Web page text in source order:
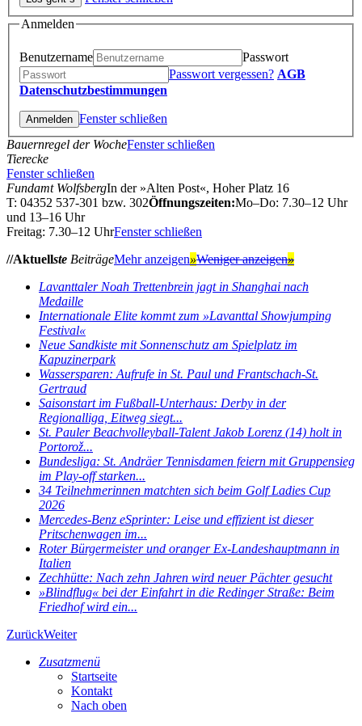
Anmelden
Benutzername
Passwort
Passwort vergessen? AGB
Datenschutzbestimmungen
Fenster schließen
Bauernregel der WocheFenster schließen
Tierecke
Fenster schließen
Fundamt WolfsbergIn der »Alten Post«, Hoher Platz 16
T: 04352 537-301 bzw. 302Öffnungszeiten:Mo–Do: 7.30–12 Uhr
und 13–16 Uhr
Freitag: 7.30–12 UhrFenster schließen
//Aktuellste BeiträgeMehr anzeigen»Weniger anzeigen»
Lavanttaler Noah Trettenbrein jagt in Shanghai nach
Medaille
Internationale Elite kommt zum »Lavanttal Showjumping
Festival«
Neue Sandkiste mit Sonnenschutz am Spielplatz im
Kapuzinerpark
Wassersparen: Aufrufe in St. Paul und Frantschach-St.
Gertraud
Saisonstart im Fußball-Unterhaus: Derby in der
Regionalliga, Eitweg siegt...
St. Pauler Beachvolleyball-Talent Jakob Lorenz (14) holt in
Portorož...
Bundesliga: St. Andräer Tennisdamen feiern mit Gruppensieg
im Play-off starken...
34 Teilnehmerinnen matchten sich beim Golf Ladies Cup
2026
Mercedes-Benz eSprinter: Leise und effizient ist dieser
Pritschenwagen im...
Roter Bürgermeister und oranger Ex-Landeshauptmann in
Italien
Zechhütte: Nach zehn Jahren wird neuer Pächter gesucht
»Blindflug« bei der Einfahrt in die Redinger Straße: Beim
Friedhof wird ein...
ZurückWeiter
Zusatzmenü
Startseite
Kontakt
Nach oben